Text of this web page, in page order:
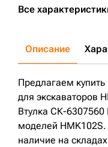
Все
Описание
Предлагаем
для экскаваторов
Втулка СК-6307560
моделей
наличие на